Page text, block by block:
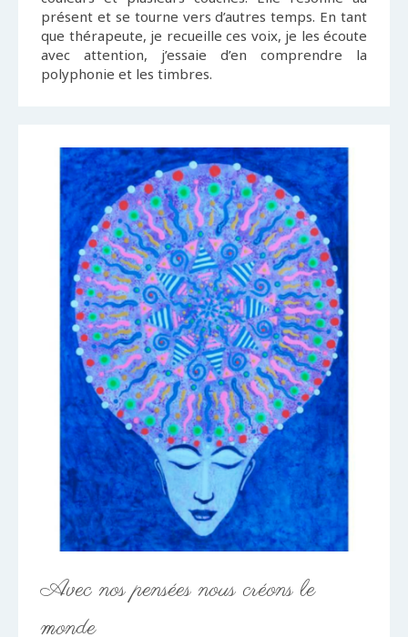
présent et se tourne vers d’autres temps. En tant
que thérapeute, je recueille ces voix, je les écoute
avec attention, j’essaie d’en comprendre la
polyphonie et les timbres.
Avec nos pensées nous créons le
monde